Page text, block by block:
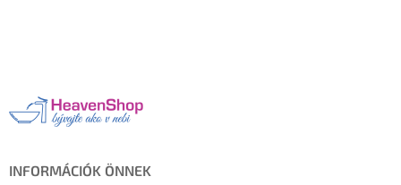
INFORMÁCIÓK ÖNNEK